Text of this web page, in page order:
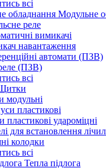
всі
Модульне
реле
вимикачі
навантаження
автомати (ПЗВ)
(ПЗВ)
всі
модульні
пластикові
удароміцні
для встановлення
колодки
всі
Тепла підлога